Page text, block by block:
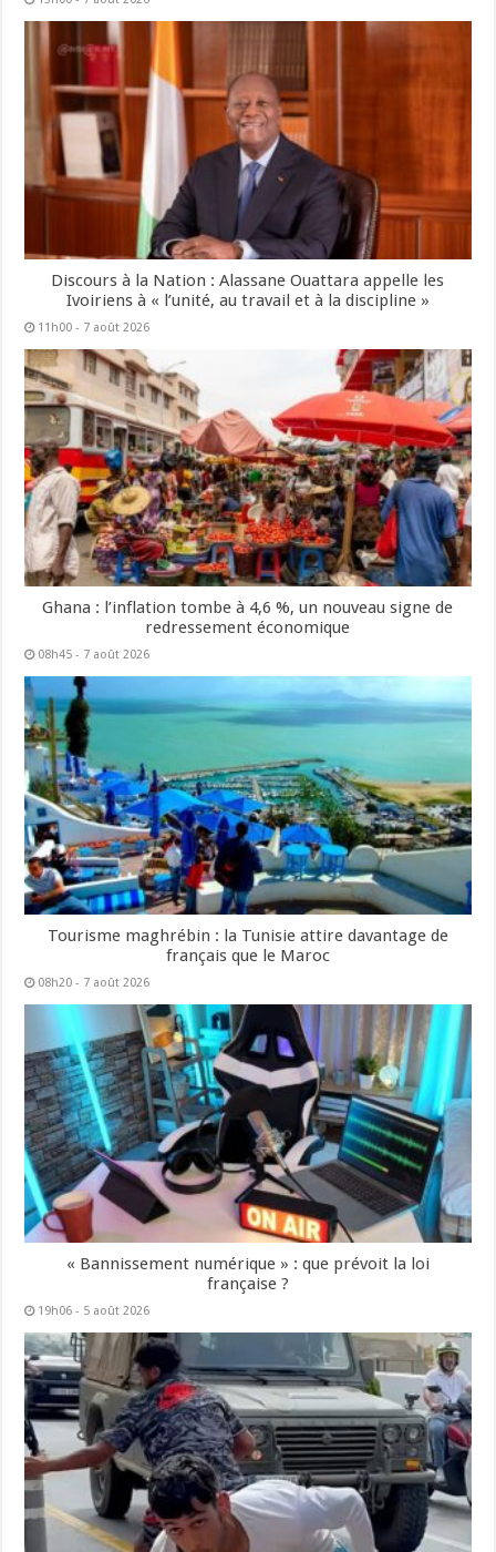
Discours à la Nation : Alassane Ouattara appelle les
Ivoiriens à « l’unité, au travail et à la discipline »
11h00 - 7 août 2026
Ghana : l’inflation tombe à 4,6 %, un nouveau signe de
redressement économique
08h45 - 7 août 2026
Tourisme maghrébin : la Tunisie attire davantage de
français que le Maroc
08h20 - 7 août 2026
« Bannissement numérique » : que prévoit la loi
française ?
19h06 - 5 août 2026